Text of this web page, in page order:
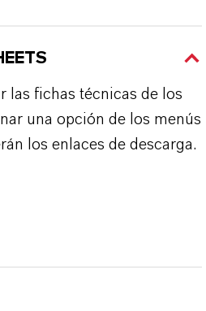
las fichas técnicas de los
una opción de los menús
los enlaces de descarga.